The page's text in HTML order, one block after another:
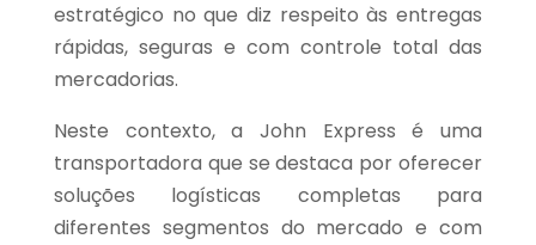
estratégico no que diz respeito às entregas
rápidas, seguras e com controle total das
mercadorias.
Neste contexto, a John Express é uma
transportadora que se destaca por oferecer
soluções logísticas completas para
diferentes segmentos do mercado e com